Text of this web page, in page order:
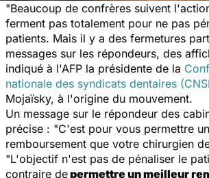
"Beaucoup de confrères suivent
ferment pas totalement pour ne pas
patients. Mais il y a des fermetures
messages sur les répondeurs, des
indiqué à l'AFP la présidente de la
nationale des syndicats dentaires
Mojaïsky, à l'origine du mouvement.
Un message sur le répondeur des
précise : "C'est pour vous permettre
remboursement que votre chirurgien
"L'objectif n'est pas de pénaliser le
contraire depermettre un meilleur